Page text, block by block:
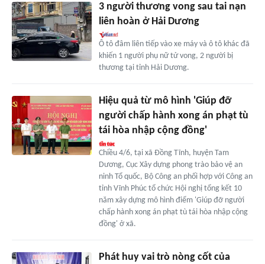
3 người thương vong sau tai nạn
liên hoàn ở Hải Dương
Ô tô đâm liên tiếp vào xe máy và ô tô khác đã
khiến 1 người phụ nữ tử vong, 2 người bị
thương tại tỉnh Hải Dương.
Hiệu quả từ mô hình 'Giúp đỡ
người chấp hành xong án phạt tù
tái hòa nhập cộng đồng'
Chiều 4/6, tại xã Đồng Tĩnh, huyện Tam
Dương, Cục Xây dựng phong trào bảo vệ an
ninh Tổ quốc, Bộ Công an phối hợp với Công an
tỉnh Vĩnh Phúc tổ chức Hội nghị tổng kết 10
năm xây dựng mô hình điểm 'Giúp đỡ người
chấp hành xong án phạt tù tái hòa nhập cộng
đồng' ở xã.
Phát huy vai trò nòng cốt của